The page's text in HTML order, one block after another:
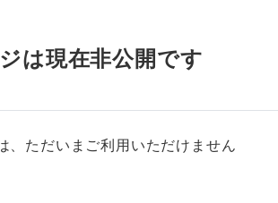
は現在非公開です
、ただいまご利用いただけません